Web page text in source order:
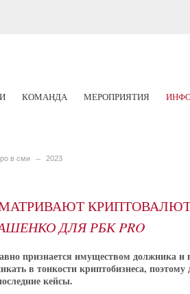
КОМАНДА МЕРОПРИЯТИЯ
в сми 2023
ДЛЯ РБК PRO
признается имуществом должника
в тонкости криптобизнеса,
кейсы.